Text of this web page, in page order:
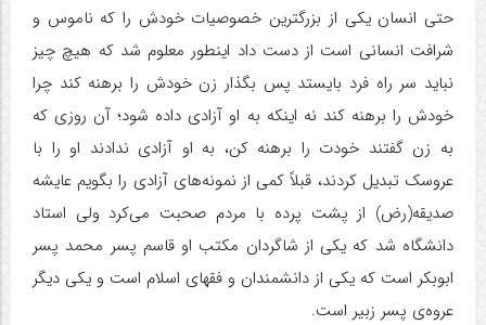
حتی انسان یکی از بزرگترین خصوصیات خودش را که ناموس و
شرافت انسانی است از دست داد اینطور معلوم شد که هیچ چیز
نباید سر راه فرد بایستد پس بگذار زن خودش را برهنه کند چرا
خودش را برهنه کند نه اینکه به او آزادی داده شود؛ آن روزی که
به زن گفتند خودت را برهنه کن، به او آزادی ندادند او را با
عروسک تبدیل کردند، قبلاً کمی از نمونه‌های آزادی را بگویم عایشه
صدیقه(رض) از پشت پرده با مردم صحبت می‌کرد ولی استاد
دانشگاه شد که یکی از شاگردان مکتب او قاسم پسر محمد پسر
ابوبکر است که یکی از دانشمندان و فقهای اسلام است و یکی دیگر
عروه‌ی پسر زبیر است.